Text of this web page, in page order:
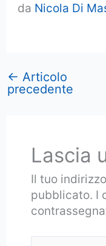
da Nicola Di
← Articolo
precedente
Lascia
Il tuo
pubblicato. I